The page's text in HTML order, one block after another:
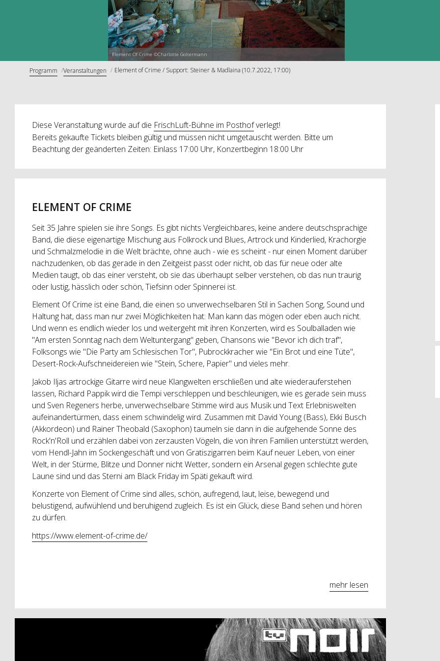
Element Of Crime ©Charlotte Goltermann
Programm Veranstaltungen Element of Crime / Support: Steiner & Madlaina (10.7.2022, 17:00)
Diese Veranstaltung wurde auf die FrischLuft-Bühne im Posthofverlegt!
Bereits gekaufte Tickets bleiben gültig und müssen nicht umgetauscht werden. Bitte um
Beachtung der geänderten Zeiten: Einlass 17:00 Uhr, Konzertbeginn 18:00 Uhr
ELEMENT OF CRIME
Seit 35 Jahre spielen sie ihre Songs. Es gibt nichts Vergleichbares, keine andere deutschsprachige
Band, die diese eigenartige Mischung aus Folkrock und Blues, Artrock und Kinderlied, Krachorgie
und Schmalzmelodie in die Welt brächte, ohne auch - wie es scheint - nur einen Moment darüber
nachzudenken, ob das gerade in den Zeitgeist passt oder nicht, ob das für neue oder alte
Medien taugt, ob das einer versteht, ob sie das überhaupt selber verstehen, ob das nun traurig
oder lustig, hässlich oder schön, Tiefsinn oder Spinnerei ist.
Element Of Crime ist eine Band, die einen so unverwechselbaren Stil in Sachen Song, Sound und
Haltung hat, dass man nur zwei Möglichkeiten hat: Man kann das mögen oder eben auch nicht.
Und wenn es endlich wieder los und weitergeht mit ihren Konzerten, wird es Soulballaden wie
"Am ersten Sonntag nach dem Weltuntergang" geben, Chansons wie "Bevor ich dich traf",
Folksongs wie "Die Party am Schlesischen Tor", Pubrockkracher wie "Ein Brot und eine Tüte",
Desert-Rock-Aufschneidereien wie "Stein, Schere, Papier" und vieles mehr.
Jakob Iljas artrockige Gitarre wird neue Klangwelten erschließen und alte wiederauferstehen
lassen, Richard Pappik wird die Tempi verschleppen und beschleunigen, wie es gerade sein muss
und Sven Regeners herbe, unverwechselbare Stimme wird aus Musik und Text Erlebniswelten
aufeinandertürmen, dass einem schwindelig wird. Zusammen mit David Young (Bass), Ekki Busch
(Akkordeon) und Rainer Theobald (Saxophon) taumeln sie dann in die aufgehende Sonne des
Rock'n'Roll und erzählen dabei von zerzausten Vögeln, die von ihren Familien unterstützt werden,
vom Hendl-Jahn im Sockengeschäft und von Gratiszigarren beim Kauf neuer Leben, von einer
Welt, in der Stürme, Blitze und Donner nicht Wetter, sondern ein Arsenal gegen schlechte gute
Laune sind und das Sterni am Black Friday im Späti gekauft wird.
Konzerte von Element of Crime sind alles, schön, aufregend, laut, leise, bewegend und
belustigend, aufwühlend und beruhigend zugleich. Es ist ein Glück, diese Band sehen und hören
zu dürfen.
https://www.element-of-crime.de/
mehr lesen